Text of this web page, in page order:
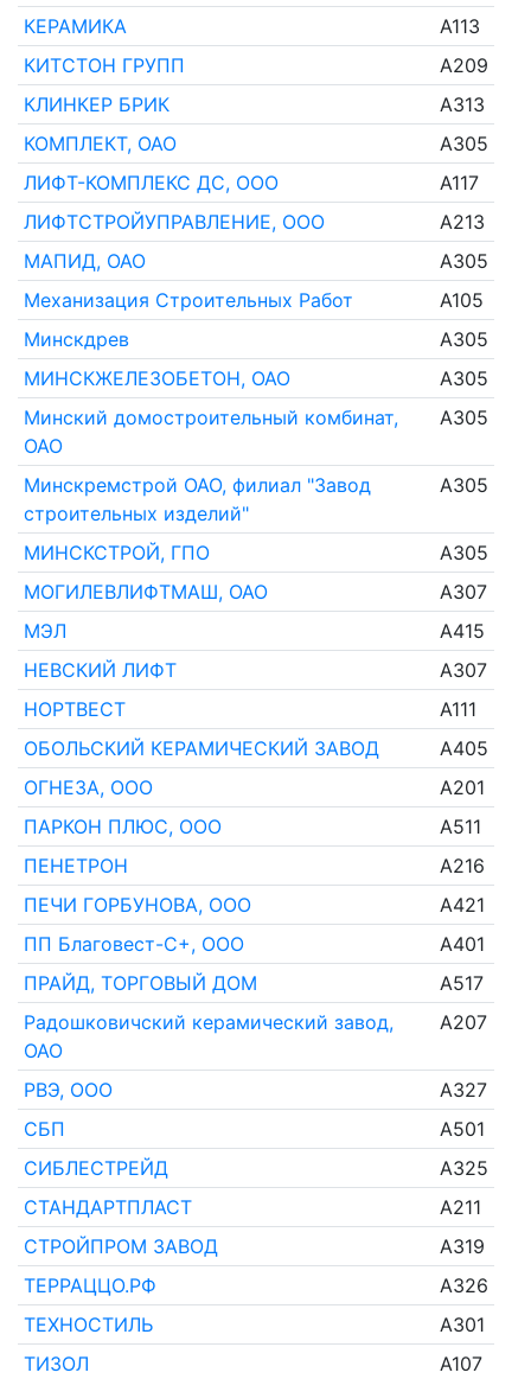
КЕРАМИКА
A113
КИТСТОН ГРУПП
A209
КЛИНКЕР БРИК
A313
КОМПЛЕКТ, ОАО
A305
ЛИФТ-КОМПЛЕКС ДС, ООО
A117
ЛИФТСТРОЙУПРАВЛЕНИЕ, ООО
A213
МАПИД, ОАО
A305
Механизация Строительных Работ
A105
Минскдрев
A305
МИНСКЖЕЛЕЗОБЕТОН, ОАО
A305
Минский домостроительный комбинат,
ОАО
A305
Минскремстрой ОАО, филиал "Завод
строительных изделий"
A305
МИНСКСТРОЙ, ГПО
A305
МОГИЛЕВЛИФТМАШ, ОАО
A307
МЭЛ
A415
НЕВСКИЙ ЛИФТ
A307
НОРТВЕСТ
A111
ОБОЛЬСКИЙ КЕРАМИЧЕСКИЙ ЗАВОД
A405
ОГНЕЗА, ООО
A201
ПАРКОН ПЛЮС, ООО
A511
ПЕНЕТРОН
A216
ПЕЧИ ГОРБУНОВА, ООО
A421
ПП Благовест-С+, ООО
A401
ПРАЙД, ТОРГОВЫЙ ДОМ
A517
Радошковичский керамический завод,
ОАО
A207
РВЭ, ООО
A327
СБП
A501
СИБЛЕСТРЕЙД
A325
СТАНДАРТПЛАСТ
A211
СТРОЙПРОМ ЗАВОД
A319
ТЕРРАЦЦО.РФ
A326
ТЕХНОСТИЛЬ
A301
ТИЗОЛ
A107